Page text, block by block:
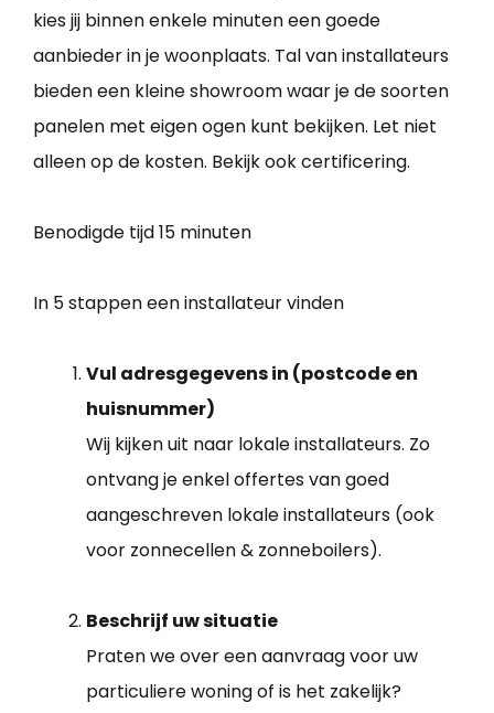
kies jij binnen enkele minuten een goede
aanbieder in je woonplaats. Tal van installateurs
bieden een kleine showroom waar je de soorten
panelen met eigen ogen kunt bekijken. Let niet
alleen op de kosten. Bekijk ook certificering.
Benodigde tijd15 minuten
In 5 stappen een installateur vinden
Vul adresgegevens in (postcode en
huisnummer)
Wij kijken uit naar lokale installateurs. Zo
ontvang je enkel offertes van goed
aangeschreven lokale installateurs (ook
voor zonnecellen & zonneboilers).
Beschrijf uw situatie
Praten we over een aanvraag voor uw
particuliere woning of is het zakelijk?